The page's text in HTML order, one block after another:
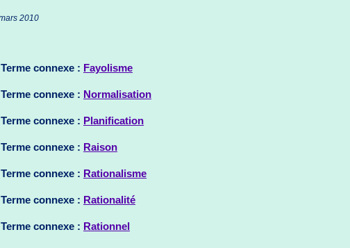
2010
connexe : Fayolisme
connexe : Normalisation
connexe : Planification
connexe : Raison
connexe : Rationalisme
connexe : Rationalité
connexe : Rationnel